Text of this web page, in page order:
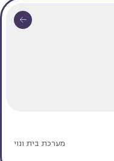
מערכת בית ונוי